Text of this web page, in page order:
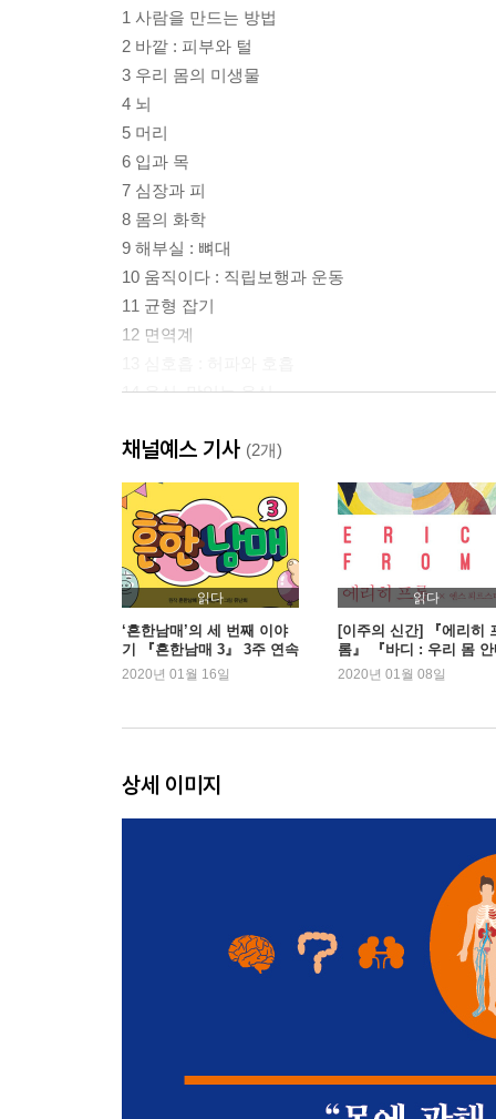
1 사람을 만드는 방법
2 바깥 : 피부와 털
3 우리 몸의 미생물
4 뇌
5 머리
6 입과 목
7 심장과 피
8 몸의 화학
9 해부실 : 뼈대
10 움직이다 : 직립보행과 운동
11 균형 잡기
12 면역계
14 음식, 맛있는 음식
16 잠
17 거시기 쪽으로
18 시작 : 잉태와 출생
19 신경과 통증
20 일이 잘못될 때 : 질병
21 일이 아주 잘못될 때 : 암
22 좋은 의학과 나쁜 의학
23 결말
역자 후기
찾아보기
채널예스 기사 (2개)
읽다
‘흔한남매’의 세 번째 이야
기 『흔한남매 3』 3주 연속
1위
2020년 01월 16일
읽다
[이주의 신간] 『에리히
롬』 『바디 : 우리 몸
서』 외
2020년 01월 08일
상세 이미지